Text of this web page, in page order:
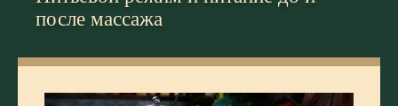
после массажа